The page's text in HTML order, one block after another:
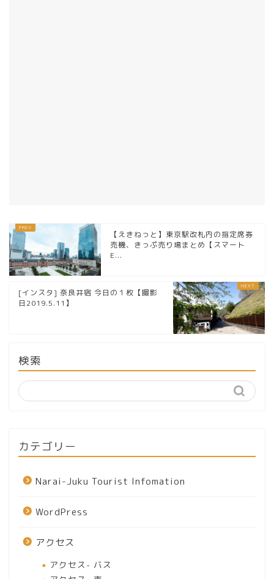
【えきねっと】東京駅改札内の指定席券
売機、きっぷ売り場まとめ【スマート
E...
[インスタ] 奈良井宿 今日の１枚【撮影
日2019.5.11】
検索
カテゴリー
Narai-Juku Tourist Infomation
WordPress
アクセス
アクセス- バス